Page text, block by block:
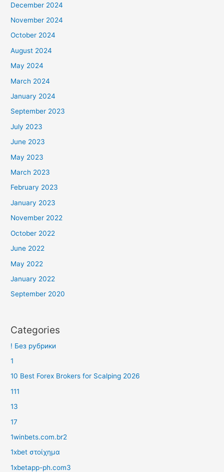
December 2024
November 2024
October 2024
August 2024
May 2024
March 2024
January 2024
September 2023
July 2023
June 2023
May 2023
March 2023
February 2023
January 2023
November 2022
October 2022
June 2022
May 2022
January 2022
September 2020
Categories
! Без рубрики
1
10 Best Forex Brokers for Scalping 2026
111
13
17
1winbets.com.br2
1xbet στοίχημα
1xbetapp-ph.com3